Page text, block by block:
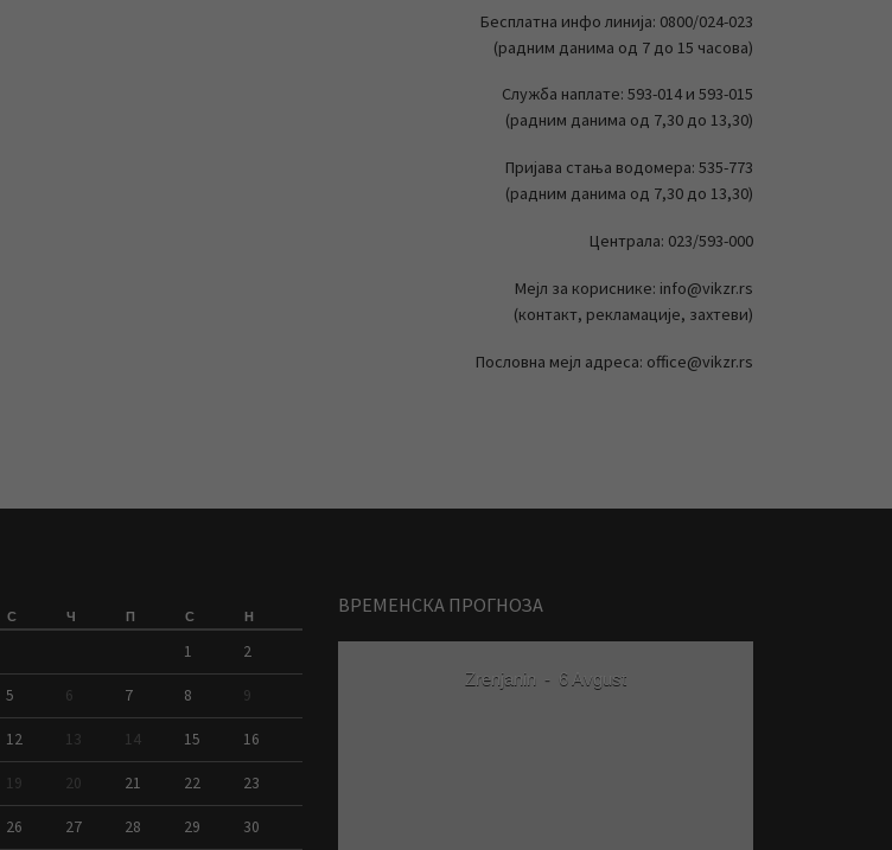
Бесплатна инфо линија: 0800/024-023
(радним данима од 7 до 15 часова)
Служба наплате: 593-014 и 593-015
(радним данима од 7,30 до 13,30)
Пријава стања водомера: 535-773
(радним данима од 7,30 до 13,30)
Централа: 023/593-000
Мејл за кориснике: info@vikzr.rs
(контакт, рекламације, захтеви)
Пословна мејл адреса: office@vikzr.rs
С Ч П С Н
1 2
5 6 7 8 9
12 13 14 15 16
19 20 21 22 23
26 27 28 29 30
ВРЕМЕНСКА ПРОГНОЗА
Zrenjanin - 6 Avgust